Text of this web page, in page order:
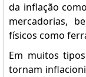
da inflação
mercadorias,
físicos como
Em muitos
tornam